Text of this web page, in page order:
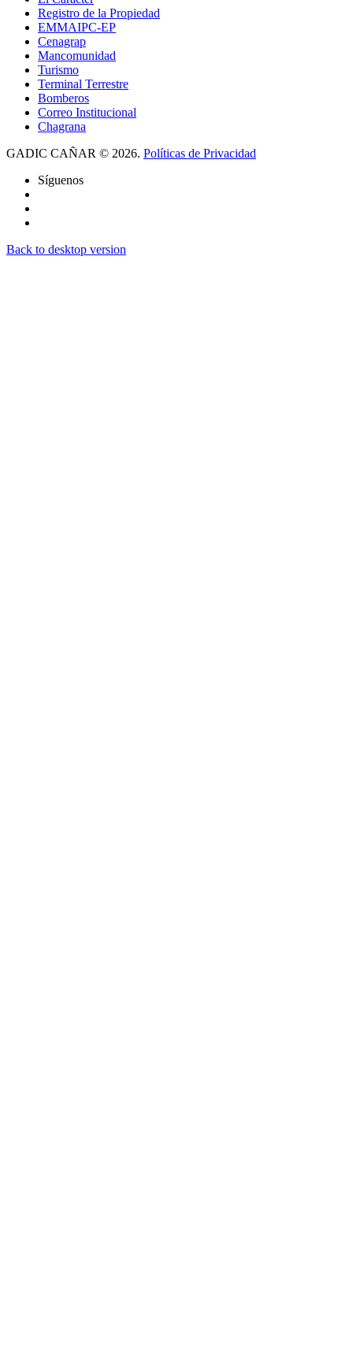
Registro de la Propiedad
EMMAIPC-EP
Cenagrap
Mancomunidad
Turismo
Terminal Terrestre
Bomberos
Correo Institucional
Chagrana
GADIC CAÑAR © 2026. Políticas de Privacidad
Síguenos
Back to desktop version